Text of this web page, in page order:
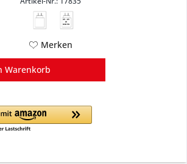
45 - 65
W
USB PD
Merken
Warenkorb